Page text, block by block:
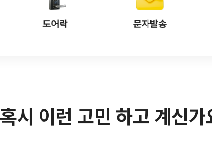
혹시 이런 고민 하고 계신가